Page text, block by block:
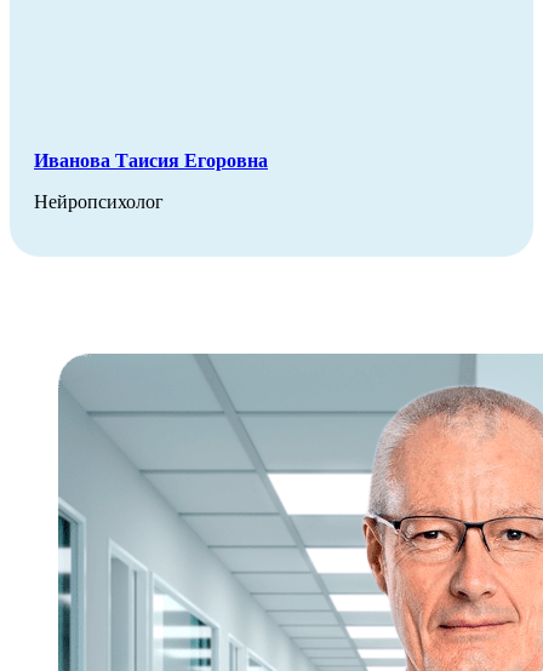
Иванова Таисия Егоровна
Нейропсихолог